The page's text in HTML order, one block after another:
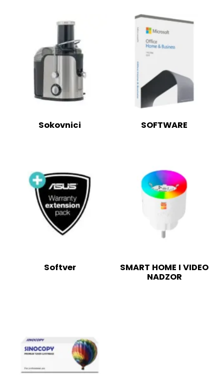
Sokovnici SOFTWARE
Softver
SMART HOME I VIDEO
NADZOR